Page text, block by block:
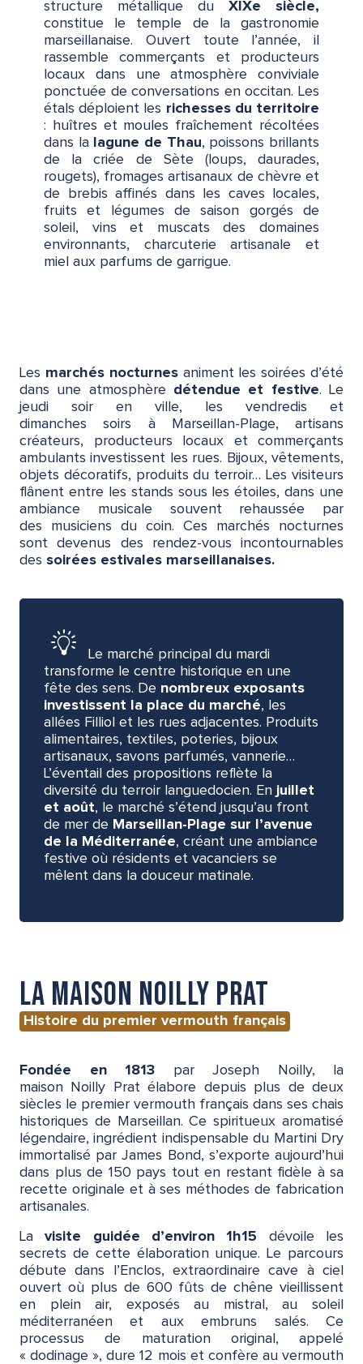
structure métallique du XIXe siècle,
constitue le temple de la gastronomie
marseillanaise. Ouvert toute l’année, il
rassemble commerçants et producteurs
locaux dans une atmosphère conviviale
ponctuée de conversations en occitan. Les
étals déploient les richesses du territoire
: huîtres et moules fraîchement récoltées
dans la
lagune de Thau, poissons brillants
de la criée de Sète (loups, daurades,
rougets), fromages artisanaux de chèvre et
de brebis affinés dans les caves locales,
fruits et légumes de saison gorgés de
soleil, vins et muscats des domaines
environnants, charcuterie artisanale et
miel aux parfums de garrigue.
Les marchés nocturnesaniment les soirées d’été
dans une atmosphère détendue et festive. Le
jeudi soir en ville, les vendredis et
dimanches soirs à Marseillan-Plage, artisans
créateurs, producteurs locaux et commerçants
ambulants investissent les rues. Bijoux, vêtements,
objets décoratifs, produits du terroir… Les visiteurs
flânent entre les stands sous les étoiles, dans une
ambiance musicale souvent rehaussée par
des musiciens du coin. Ces marchés nocturnes
sont devenus des rendez-vous incontournables
des soirées estivales marseillanaises.
Le marché principal du mardi
transforme le centre historique en une
fête des sens. De nombreux exposants
investissent la place du marché, les
allées Filliol et les rues adjacentes. Produits
alimentaires, textiles, poteries, bijoux
artisanaux, savons parfumés, vannerie…
L’éventail des propositions reflète la
diversité du terroir languedocien. En juillet
et août, le marché s’étend jusqu’au front
de mer de Marseillan-Plage sur l’avenue
de la Méditerranée, créant une ambiance
festive où résidents et vacanciers se
mêlent dans la douceur matinale.
La maison Noilly Prat
Histoire du premier vermouth français
Fondée en 1813 par Joseph Noilly, la
maison Noilly Prat élabore depuis plus de deux
siècles le premier vermouth français dans ses chais
historiques de Marseillan. Ce spiritueux aromatisé
légendaire, ingrédient indispensable du Martini Dry
immortalisé par James Bond, s’exporte aujourd’hui
dans plus de 150 pays tout en restant fidèle à sa
recette originale et à ses méthodes de fabrication
artisanales.
Lavisite guidée d’environ 1h15 dévoile les
secrets de cette élaboration unique. Le parcours
débute dans l’Enclos, extraordinaire cave à ciel
ouvert où plus de 600 fûts de chêne vieillissent
en plein air, exposés au mistral, au soleil
méditerranéen et aux embruns salés. Ce
processus de maturation original, appelé
« dodinage », dure 12 mois et confère au vermouth